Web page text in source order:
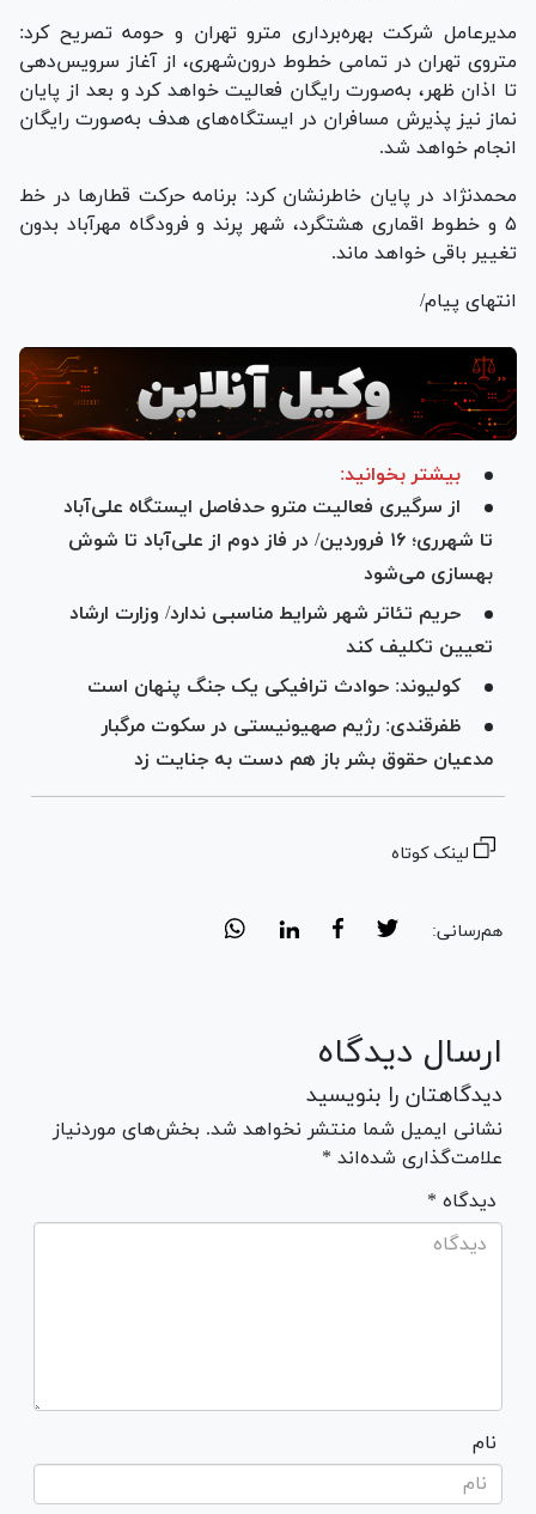
مدیرعامل شرکت بهره‌برداری مترو تهران و حومه تصریح کرد:
متروی تهران در تمامی خطوط درون‌شهری، از آغاز سرویس‌دهی
تا اذان ظهر، به‌صورت رایگان فعالیت خواهد کرد و بعد از پایان
نماز نیز پذیرش مسافران در ایستگاه‌های هدف به‌صورت رایگان
انجام خواهد شد.
محمدنژاد در پایان خاطرنشان کرد: برنامه حرکت قطار‌ها در خط
۵ و خطوط اقماری هشتگرد، شهر پرند و فرودگاه مهرآباد بدون
تغییر باقی خواهد ماند.
انتهای پیام/
بیشتر بخوانید:
از سرگیری فعالیت مترو حدفاصل ایستگاه علی‌آباد
تا شهرری؛ ۱۶ فروردین/ در فاز دوم از علی‌آباد تا شوش
بهسازی می‌شود
حریم تئاتر شهر شرایط مناسبی ندارد/ وزارت ارشاد
تعیین تکلیف کند
کولیوند: حوادث ترافیکی یک جنگ پنهان است
ظفرقندی: ‏رژیم صهیونیستی در سکوت مرگبار
مدعیان ‎حقوق بشر باز هم دست به جنایت زد
لینک کوتاه
هم‌رسانی:
ارسال دیدگاه
دیدگاهتان را بنویسید
نشانی ایمیل شما منتشر نخواهد شد. بخش‌های موردنیاز
علامت‌گذاری شده‌اند *
* دیدگاه
نام